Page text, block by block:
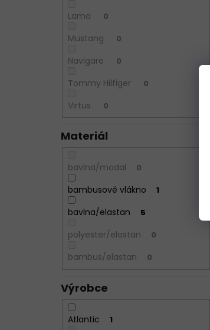
Lama 0
Mustang 0
Navigare 0
Tommy Hilfiger 0
Virtus 0
Materiál
bavlna/modal 0
bambusové vlákno 1
bavlna/elastan 5
polyester/elastan 0
bambus/elastan 0
Výrobce
Atlantic 1